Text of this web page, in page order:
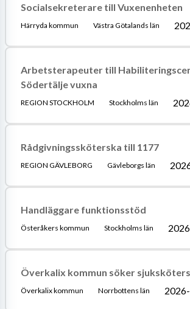
Socialsekreterare till Vuxenenheten
Härryda kommun Västra Götalands län
Arbetsterapeuter till
Södertälje vuxna
REGION STOCKHOLM Stockholms län
Rådgivningssköterska till 1177
REGION GÄVLEBORG Gävleborgs län
Handläggare funktionsstöd
Österåkers kommun Stockholms län
Överkalix kommun söker
Överkalix kommun Norrbottens län